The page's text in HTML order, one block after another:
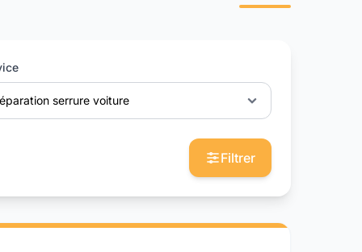
serrure voiture
Filtrer